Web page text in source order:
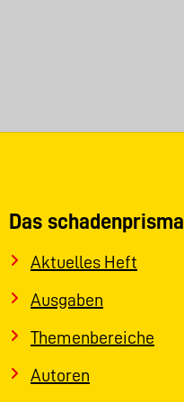
Das schadenprisma
Aktuelles Heft
Ausgaben
Themenbereiche
Autoren